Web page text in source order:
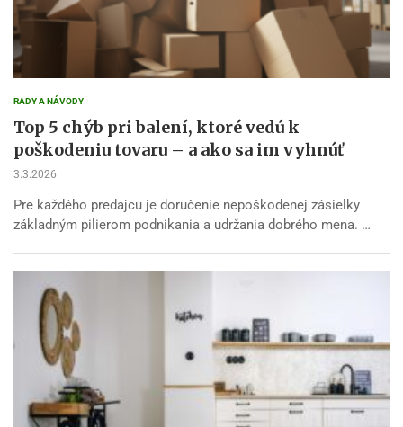
RADY A NÁVODY
Top 5 chýb pri balení, ktoré vedú k
poškodeniu tovaru – a ako sa im vyhnúť
3.3.2026
Pre každého predajcu je doručenie nepoškodenej zásielky
základným pilierom podnikania a udržania dobrého mena. …